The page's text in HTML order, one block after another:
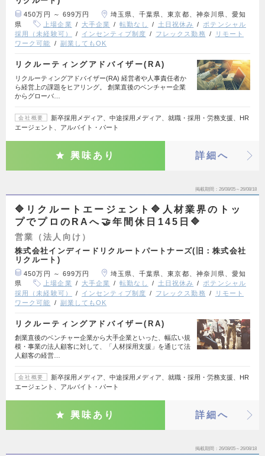
450万円 ～ 699万円
埼玉県、千葉県、東京都、神奈川県、愛知
県
上場企業 大手企業 転勤なし 土日祝休み
ポテンシャル
採用（未経験可）
インセンティブ制度 フレックス勤務
リモート
ワーク可能
副業してもOK
リクルーティングアドバイザー(RA)
リクルーティングアドバイザー(RA) 経営者や人事責任者か
ら経営上の課題をヒアリング。 創業直後のベンチャー企業
からグローバ…
会社概要
新卒採用メディア、中途採用メディア、就職・採用・労務支援、HR
エージェント、アルバイト・パート
興味あり 詳細へ
掲載期間 26/08/05～26/08/18
🔷リクルートエージェント🔷人材業界のトッ
プでプロのRAへ🤝年間休日145日🔷
営業（法人向け）
株式会社インディードリクルートパートナーズ(旧：株式会社
リクルート)
450万円 ～ 699万円
埼玉県、千葉県、東京都、神奈川県、愛知
県
上場企業 大手企業 転勤なし 土日祝休み
ポテンシャル
採用（未経験可）
インセンティブ制度 フレックス勤務
リモート
ワーク可能
副業してもOK
リクルーティングアドバイザー(RA)
創業直後のベンチャー企業から大手企業といった、幅広い規
模・事業の法人顧客に対して、「人材採用支援」を通じて法
人顧客の経営…
会社概要
新卒採用メディア、中途採用メディア、就職・採用・労務支援、HR
エージェント、アルバイト・パート
興味あり 詳細へ
掲載期間 26/08/05～26/08/18